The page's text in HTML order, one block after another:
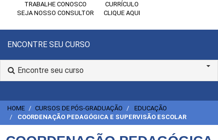
TRABALHE CONOSCO
SEJA NOSSO CONSULTOR
CURRÍCULO
CLIQUE AQUI
ENCONTRE SEU CURSO
Encontre seu curso
HOME CURSOS DE PÓS-GRADUAÇÃO
EDUCAÇÃO
COORDENAÇÃO PEDAGÓGICA E SUPERVISÃO ESCOLAR